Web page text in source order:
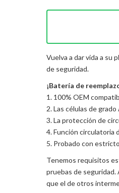
Vuelva a dar vida a su
de seguridad.
¡Batería de
1. 100% OEM
2. Las células de
3. La protección de
4. Función circulatoria
5. Probado con
Tenemos requisitos
pruebas de seguridad.
que el de otros